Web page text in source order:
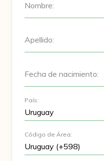
Nombre:
Apellido:
Fecha de nacimiento:
País:
Código de Área: